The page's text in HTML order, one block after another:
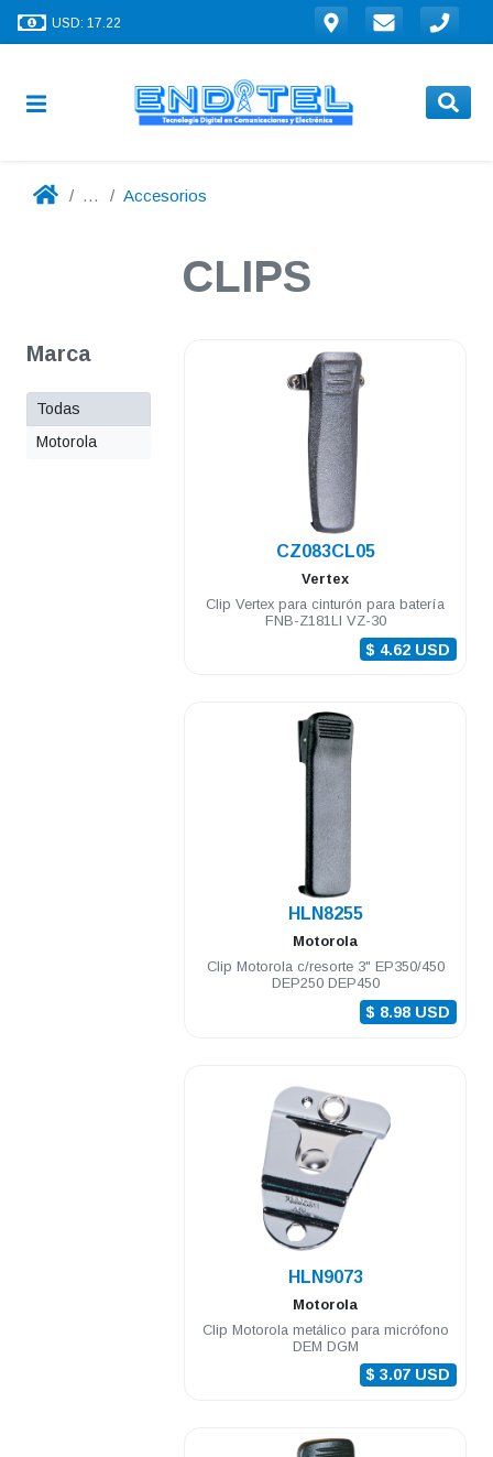
USD: 17.22
... Accesorios
CLIPS
Marca
Todas
Motorola
CZ083CL05
Vertex
Clip Vertex para cinturón para batería
FNB-Z181LI VZ-30
$ 4.62 USD
HLN8255
Motorola
Clip Motorola c/resorte 3" EP350/450
DEP250 DEP450
$ 8.98 USD
HLN9073
Motorola
Clip Motorola metálico para micrófono
DEM DGM
$ 3.07 USD